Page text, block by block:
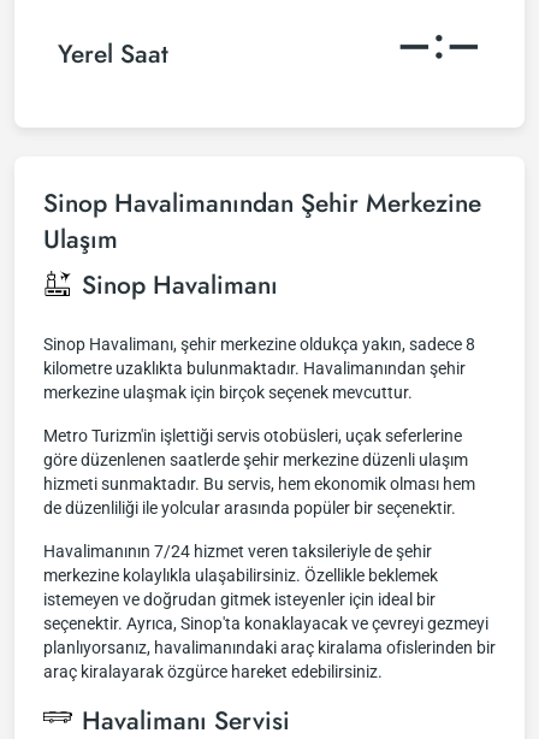
Yerel Saat –:–
Sinop Havalimanından Şehir Merkezine
Ulaşım
Sinop Havalimanı
Sinop Havalimanı, şehir merkezine oldukça yakın, sadece 8
kilometre uzaklıkta bulunmaktadır. Havalimanından şehir
merkezine ulaşmak için birçok seçenek mevcuttur.
Metro Turizm'in işlettiği servis otobüsleri, uçak seferlerine
göre düzenlenen saatlerde şehir merkezine düzenli ulaşım
hizmeti sunmaktadır. Bu servis, hem ekonomik olması hem
de düzenliliği ile yolcular arasında popüler bir seçenektir.
Havalimanının 7/24 hizmet veren taksileriyle de şehir
merkezine kolaylıkla ulaşabilirsiniz. Özellikle beklemek
istemeyen ve doğrudan gitmek isteyenler için ideal bir
seçenektir. Ayrıca, Sinop'ta konaklayacak ve çevreyi gezmeyi
planlıyorsanız, havalimanındaki araç kiralama ofislerinden bir
araç kiralayarak özgürce hareket edebilirsiniz.
Havalimanı Servisi